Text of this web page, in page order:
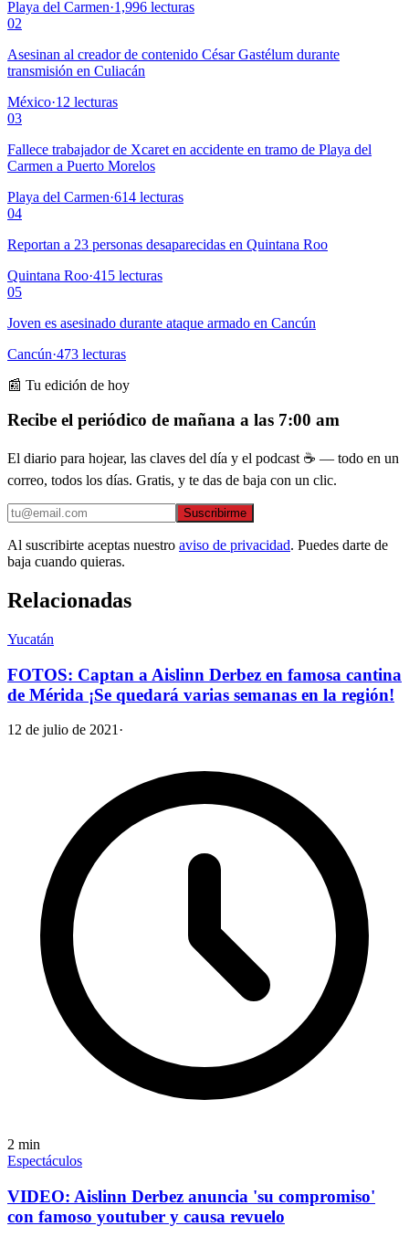
Playa del Carmen·1,996 lecturas
02
Asesinan al creador de contenido César Gastélum durante
transmisión en Culiacán
México·12 lecturas
03
Fallece trabajador de Xcaret en accidente en tramo de Playa del
Carmen a Puerto Morelos
Playa del Carmen·614 lecturas
04
Reportan a 23 personas desaparecidas en Quintana Roo
Quintana Roo·415 lecturas
05
Joven es asesinado durante ataque armado en Cancún
Cancún·473 lecturas
📰 Tu edición de hoy
Recibe el periódico de mañana a las 7:00 am
El diario para hojear, las claves del día y el podcast ☕ — todo en un
correo, todos los días. Gratis, y te das de baja con un clic.
Suscribirme
Al suscribirte aceptas nuestro aviso de privacidad. Puedes darte de
baja cuando quieras.
Relacionadas
Yucatán
FOTOS: Captan a Aislinn Derbez en famosa cantina
de Mérida ¡Se quedará varias semanas en la región!
12 de julio de 2021 ·
2 min
Espectáculos
VIDEO: Aislinn Derbez anuncia 'su compromiso'
con famoso youtuber y causa revuelo